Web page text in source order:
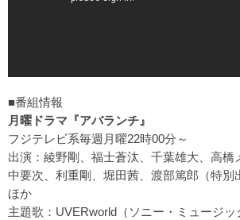
■番組情報
月曜ドラマ『アバランチ』
フジテレビ系毎週月曜22時00分～
出演：綾野剛、福士蒼汰、千葉雄大、高橋
中要次、利重剛、堀田茜、渡部篤郎（特
ほか
主題歌：UVERworld（ソニー・ミュージッ